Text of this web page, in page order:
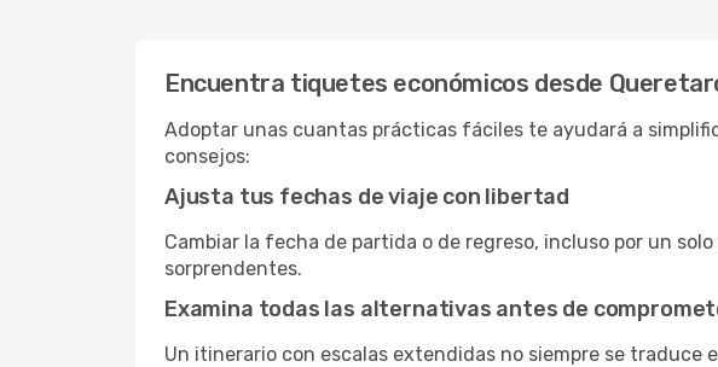
Encuentra tiquetes económicos desde
Adoptar unas cuantas prácticas fáciles te ayudará a
consejos:
Ajusta tus fechas de viaje con libertad
Cambiar la fecha de partida o de regreso, incluso por un
sorprendentes.
Examina todas las alternativas antes de
Un itinerario con escalas extendidas no siempre se traduce